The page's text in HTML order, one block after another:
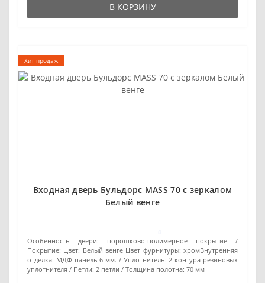
В КОРЗИНУ
Хит продаж
Входная дверь Бульдорс MASS 70 с зеркалом
Белый венге
Особенность двери:
порошково-полимерное покрытие
Покрытие: Цвет: Белый венге Цвет фурнитуры: хромВнутренняя
отделка: МДФ панель 6 мм.
Уплотнитель: 2 контура резиновых
уплотнителя
Петли: 2 петли Толщина полотна: 70 мм